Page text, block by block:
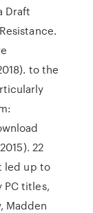
Draft
to the
22
led up to
titles,
Madden